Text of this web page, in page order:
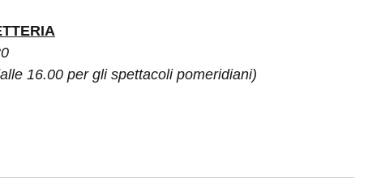
16.00 per gli spettacoli pomeridiani)